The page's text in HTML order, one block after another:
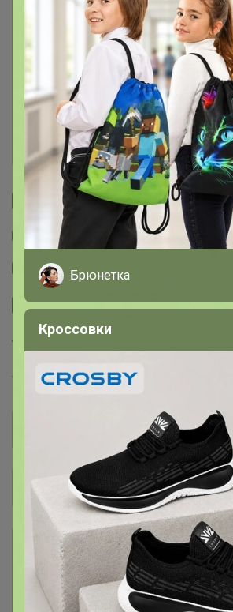
Общий каталог
Ё-батон новый
первый выкуп!
В первые выкупы нужно собрать
по вашим заказам подобрать позиции,
Описание
Условия участия
Ключевые даты
История проведённых
Cтраничка организатора
Другие СП организатора
Тема отзывов
Сайт закупки
Торговые марки
Академия-Т™ Be First™
Брюнетка
Кроссовки